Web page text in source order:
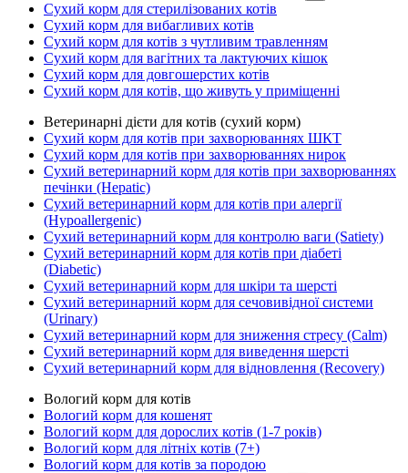
Сухий корм для стерилізованих котів
Сухий корм для вибагливих котів
Сухий корм для котів з чутливим травленням
Сухий корм для вагітних та лактуючих кішок
Сухий корм для довгошерстих котів
Сухий корм для котів, що живуть у приміщенні
Ветеринарні дієти для котів (сухий корм)
Сухий корм для котів при захворюваннях ШКТ
Сухий корм для котів при захворюваннях нирок
Сухий ветеринарний корм для котів при захворюваннях
печінки (Hepatic)
Сухий ветеринарний корм для котів при алергії
(Hypoallergenic)
Сухий ветеринарний корм для контролю ваги (Satiety)
Сухий ветеринарний корм для котів при діабеті
(Diabetic)
Сухий ветеринарний корм для шкіри та шерсті
Сухий ветеринарний корм для сечовивідної системи
(Urinary)
Сухий ветеринарний корм для зниження стресу (Calm)
Сухий ветеринарний корм для виведення шерсті
Сухий ветеринарний корм для відновлення (Recovery)
Вологий корм для котів
Вологий корм для кошенят
Вологий корм для дорослих котів (1-7 років)
Вологий корм для літніх котів (7+)
Вологий корм для котів за породою